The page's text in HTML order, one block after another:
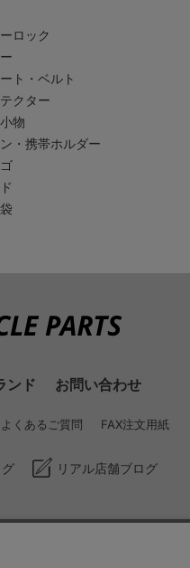
ロック
ト・ベルト
クター
物
・携帯ホルダー
ンド お問い合わせ
よくあるご質問 FAX注文用紙
リアル店舗ブログ